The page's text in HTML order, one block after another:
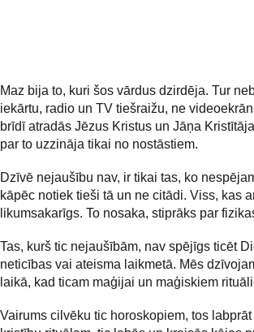
Maz bija to, kuri šos vārdus dzirdēja. Tur
iekārtu, radio un TV tiešraižu, ne
brīdī atradās Jēzus Kristus un Jāņa
par to uzzināja tikai no nostāstiem.
Dzīvē nejaušību nav, ir tikai tas, ko
kāpēc notiek tieši tā un ne citādi. Viss, kas
likumsakarīgs. To nosaka, stiprāks par
Tas, kurš tic nejaušībām, nav spējīgs ticēt
neticības vai ateisma laikmetā. Mēs
laikā, kad ticam maģijai un maģiskiem
Vairums cilvēku tic horoskopiem, tos